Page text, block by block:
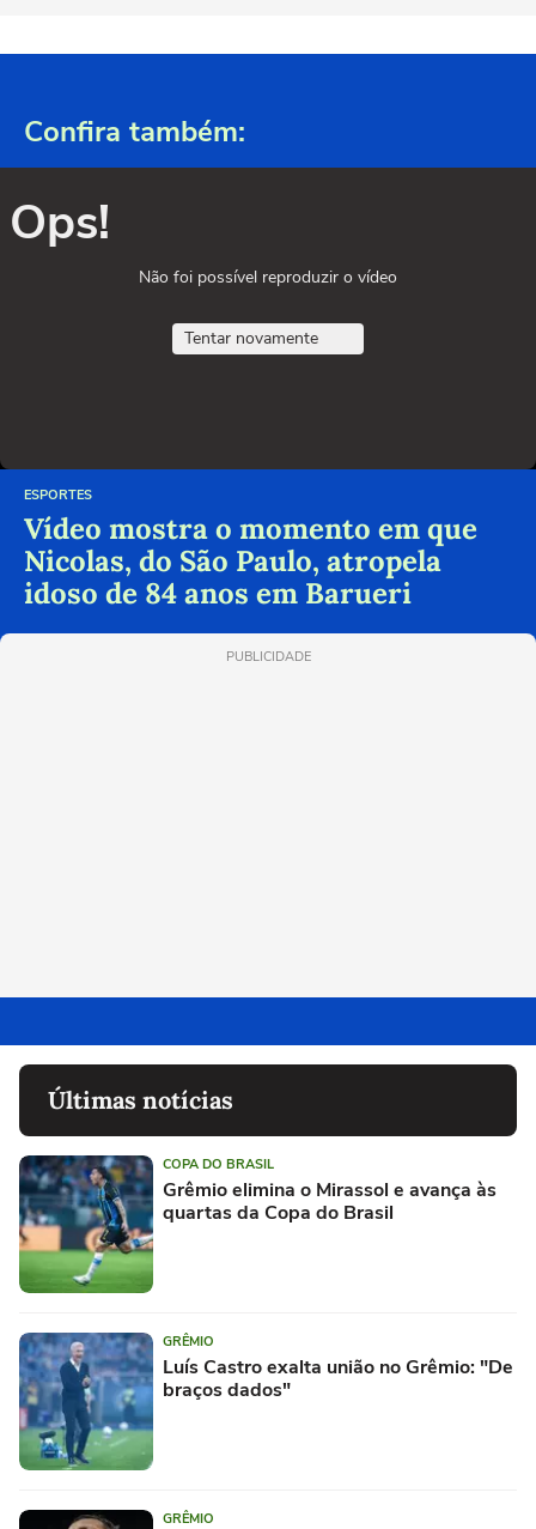
Confira também:
Ops!
Não foi possível reproduzir o vídeo
Tentar novamente
ESPORTES
Vídeo mostra o momento em que
Nicolas, do São Paulo, atropela
idoso de 84 anos em Barueri
PUBLICIDADE
Últimas notícias
COPA DO BRASIL
Grêmio elimina o Mirassol e avança às
quartas da Copa do Brasil
GRÊMIO
Luís Castro exalta união no Grêmio: "De
braços dados"
GRÊMIO